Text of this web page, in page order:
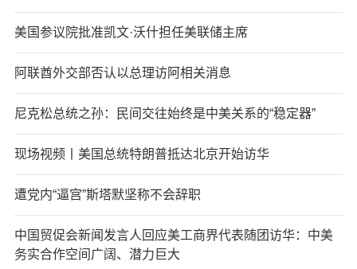
美国参议院批准凯文·沃什担任美联储主席
阿联酋外交部否认以总理访阿相关消息
尼克松总统之孙：民间交往始终是中美关系的“稳定器”
现场视频丨美国总统特朗普抵达北京开始访华
遭党内“逼宫”斯塔默坚称不会辞职
中国贸促会新闻发言人回应美工商界代表随团访华：中美
务实合作空间广阔、潜力巨大